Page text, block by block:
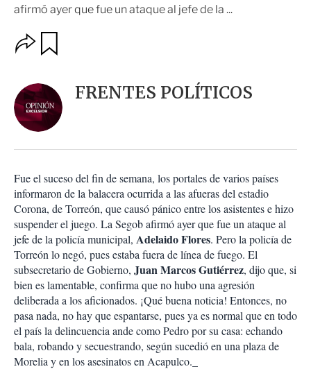
afirmó ayer que fue un ataque al jefe de la ...
O
p
o
n
e
s
o
m
p
a
r
t
i
r
a
r
FRENTES POLÍTICOS
Fue el suceso del fin de semana, los portales de varios países
informaron de la balacera ocurrida a las afueras del estadio
Corona, de Torreón, que causó pánico entre los asistentes e hizo
suspender el juego. La Segob afirmó ayer que fue un ataque al
jefe de la policía municipal, Adelaido Flores. Pero la policía de
Torreón lo negó, pues estaba fuera de línea de fuego. El
subsecretario de Gobierno, Juan Marcos Gutiérrez, dijo que, si
bien es lamentable, confirma que no hubo una agresión
deliberada a los aficionados. ¡Qué buena noticia! Entonces, no
pasa nada, no hay que espantarse, pues ya es normal que en todo
el país la delincuencia ande como Pedro por su casa: echando
bala, robando y secuestrando, según sucedió en una plaza de
Morelia y en los asesinatos en Acapulco._